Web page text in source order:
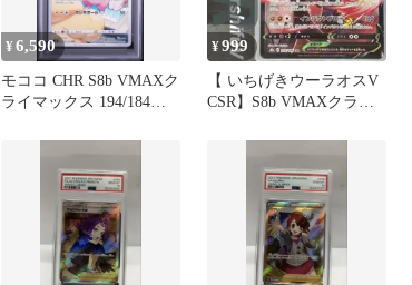
¥6,590
モココ CHR S8b VMAXク
ライマックス 194/184
¥999
【 いちげきウーラオスV
CSR】S8b VMAXクライ